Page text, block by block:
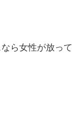
ら女性が放って